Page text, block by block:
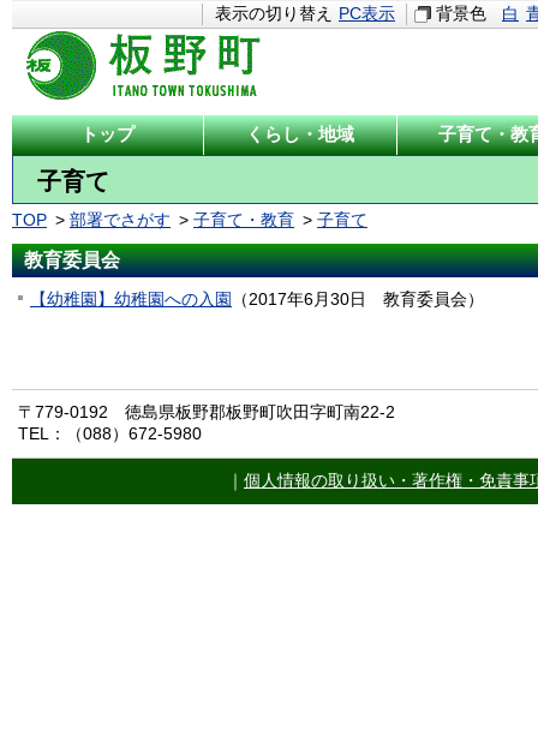
表示の切り替え PC表示 背景色 白
トップ くらし・地域 子育て・教
子育て
TOP 部署でさがす 子育て・教育 子育て
教育委員会
【幼稚園】幼稚園への入園 （2017年6月30日 教育委員会）
〒779-0192 徳島県板野郡板野町吹田字町南22-2
TEL：（088）672-5980
個人情報の取り扱い・著作権・免責事